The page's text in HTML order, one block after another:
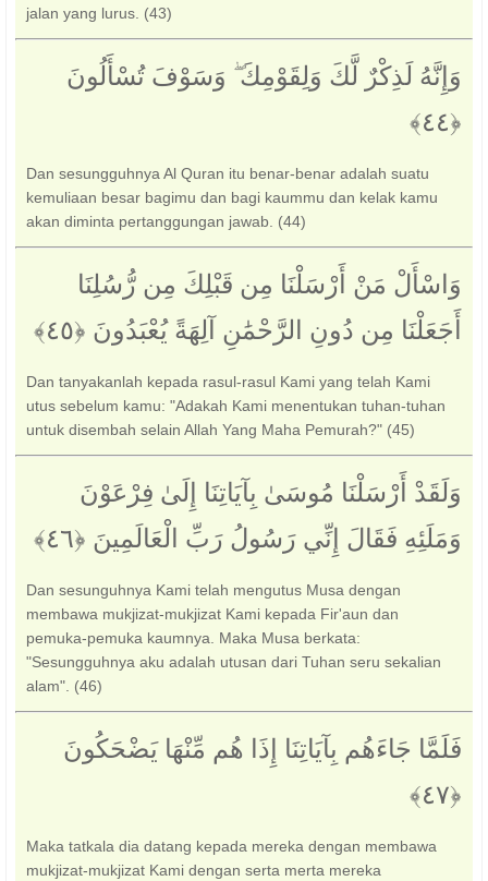
jalan yang lurus. (43)
وَإِنَّهُ لَذِكْرٌ لَّكَ وَلِقَوْمِكَ ۖ وَسَوْفَ تُسْأَلُونَ
Dan sesungguhnya Al Quran itu benar-benar adalah suatu
kemuliaan besar bagimu dan bagi kaummu dan kelak kamu
akan diminta pertanggungan jawab. (44)
وَاسْأَلْ مَنْ أَرْسَلْنَا مِن قَبْلِكَ مِن رُّسُلِنَا
أَجَعَلْنَا مِن دُونِ الرَّحْمَٰنِ آلِهَةً يُعْبَدُونَ ‎﴿٤٥﴾‏
Dan tanyakanlah kepada rasul-rasul Kami yang telah Kami
utus sebelum kamu: "Adakah Kami menentukan tuhan-tuhan
untuk disembah selain Allah Yang Maha Pemurah?" (45)
وَلَقَدْ أَرْسَلْنَا مُوسَىٰ بِآيَاتِنَا إِلَىٰ فِرْعَوْنَ
وَمَلَئِهِ فَقَالَ إِنِّي رَسُولُ رَبِّ الْعَالَمِينَ ‎﴿٤٦﴾‏
Dan sesunguhnya Kami telah mengutus Musa dengan
membawa mukjizat-mukjizat Kami kepada Fir'aun dan
pemuka-pemuka kaumnya. Maka Musa berkata:
"Sesungguhnya aku adalah utusan dari Tuhan seru sekalian
alam". (46)
فَلَمَّا جَاءَهُم بِآيَاتِنَا إِذَا هُم مِّنْهَا يَضْحَكُونَ
Maka tatkala dia datang kepada mereka dengan membawa
mukjizat-mukjizat Kami dengan serta merta mereka